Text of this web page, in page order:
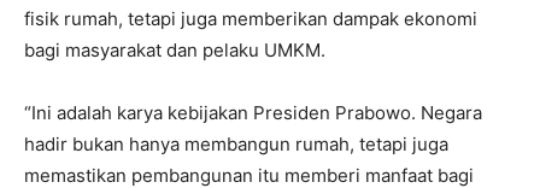
fisik rumah, tetapi juga memberikan dampak ekonomi
bagi masyarakat dan pelaku UMKM.
“Ini adalah karya kebijakan Presiden Prabowo. Negara
hadir bukan hanya membangun rumah, tetapi juga
memastikan pembangunan itu memberi manfaat bagi